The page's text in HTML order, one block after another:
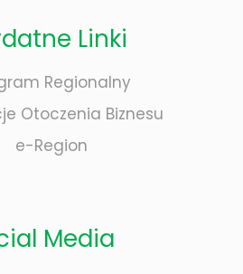
Linki
Regionalny
Otoczenia Biznesu
e-Region
Media